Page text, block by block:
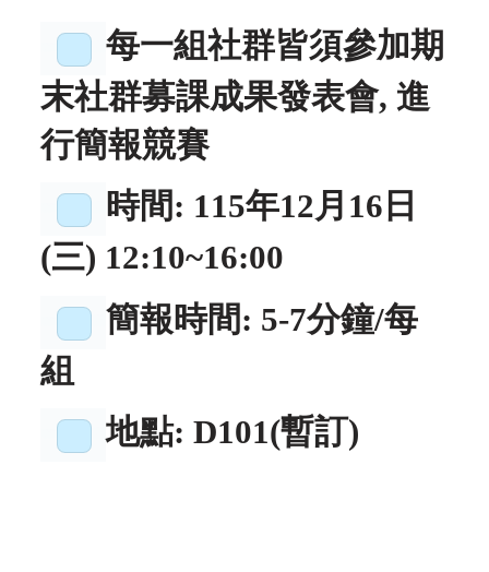
每一組社群皆須參加期
末社群募課成果發表會, 進
行簡報競賽
時間: 115年12月16 日
(三) 12:10~16:00
簡報時間: 5-7分鐘/每
組
地點: D101(暫訂)